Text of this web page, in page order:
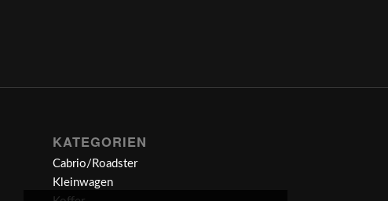
KATEGORIEN
Cabrio/Roadster
Kleinwagen